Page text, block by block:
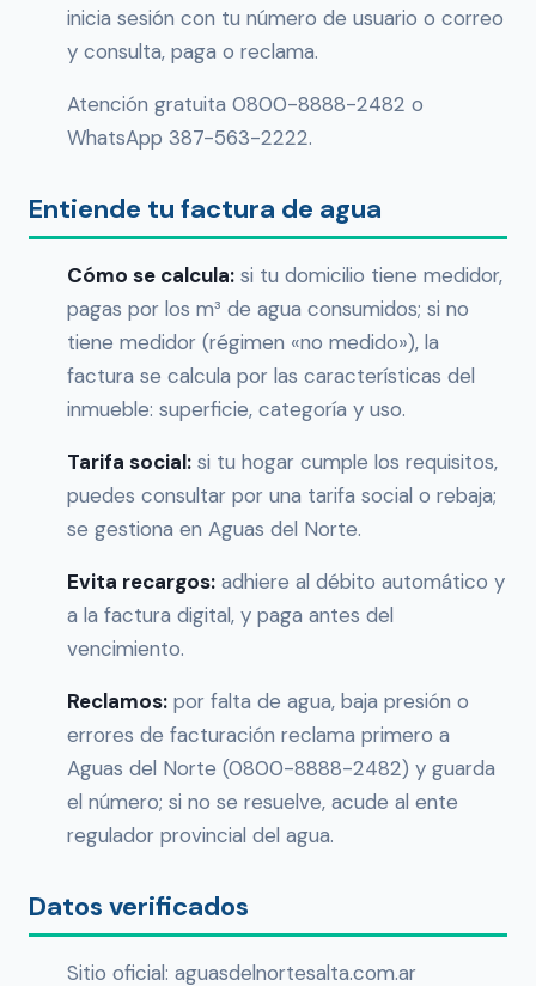
inicia sesión con tu número de usuario o correo
y consulta, paga o reclama.
Atención gratuita 0800-8888-2482 o
WhatsApp 387-563-2222.
Entiende tu factura de agua
Cómo se calcula: si tu domicilio tiene medidor,
pagas por los m³ de agua consumidos; si no
tiene medidor (régimen «no medido»), la
factura se calcula por las características del
inmueble: superficie, categoría y uso.
Tarifa social: si tu hogar cumple los requisitos,
puedes consultar por una tarifa social o rebaja;
se gestiona en Aguas del Norte.
Evita recargos: adhiere al débito automático y
a la factura digital, y paga antes del
vencimiento.
Reclamos: por falta de agua, baja presión o
errores de facturación reclama primero a
Aguas del Norte (0800-8888-2482) y guarda
el número; si no se resuelve, acude al ente
regulador provincial del agua.
Datos verificados
Sitio oficial: aguasdelnortesalta.com.ar